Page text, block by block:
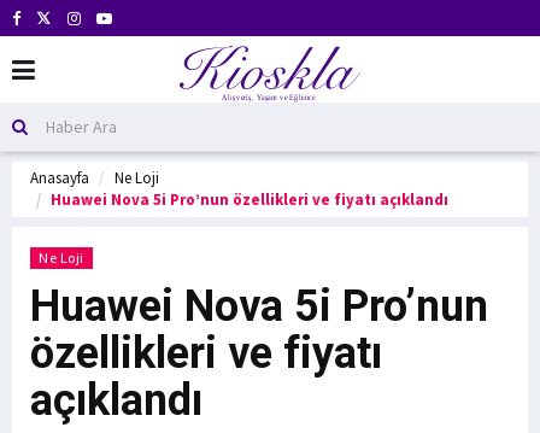
Anasayfa
Ne Loji
Huawei Nova 5i Pro’nun özellikleri ve fiyatı açıklandı
Ne Loji
Huawei Nova 5i Pro’nun
özellikleri ve fiyatı
açıklandı